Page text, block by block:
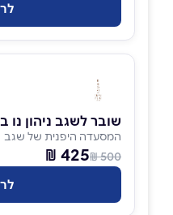
שובר לשגב ניהון נו
המסעדה היפנית של שגב
500 ₪
425 ₪